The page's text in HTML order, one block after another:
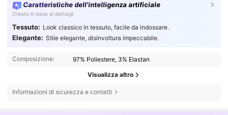
Caratteristiche dell'intelligenza artificiale
Creato in base ai dettagli
Tessuto: Look classico in tessuto, facile da indossare.
Elegante: Stile elegante, disinvoltura impeccabile.
Composizione: 97% Poliestere, 3% Elastan
Visualizza altro
Informazioni di sicurezza e contatti